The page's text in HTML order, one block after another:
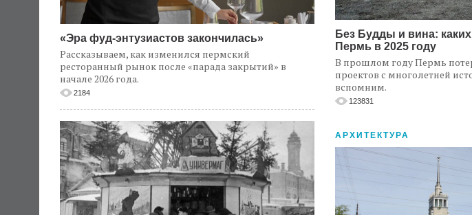
«Эра фуд-энтузиастов закончилась»
Рассказываем, как изменился пермский
ресторанный рынок после «парада закрытий» в
начале 2026 года.
2184
Без Будды и вина:
Пермь в 2025 году
В прошлом году Пермь
проектов с многолетней
вспомним.
123831
АРХИТЕКТУРА